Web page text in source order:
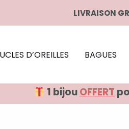
LIVRAISON
D’OREILLES BAGUES
1 bijouOFFERT